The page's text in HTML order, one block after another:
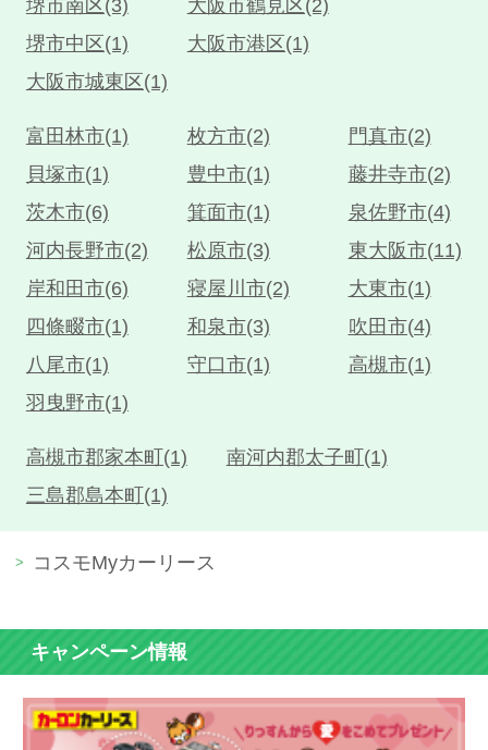
堺市南区(3)
大阪市鶴見区(2)
堺市中区(1)
大阪市港区(1)
大阪市城東区(1)
富田林市(1) 枚方市(2)
門真市(2)
貝塚市(1)
豊中市(1)
藤井寺市(2)
茨木市(6)
箕面市(1)
泉佐野市(4)
河内長野市(2)
松原市(3)
東大阪市(11)
岸和田市(6)
寝屋川市(2)
大東市(1)
四條畷市(1)
和泉市(3)
吹田市(4)
八尾市(1)
守口市(1)
高槻市(1)
羽曳野市(1)
高槻市郡家本町(1)
南河内郡太子町(1)
三島郡島本町(1)
コスモMyカーリース
キャンペーン情報